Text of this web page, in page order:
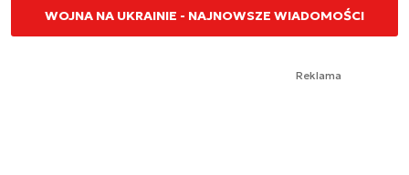
WOJNA NA UKRAINIE - NAJNOWSZE WIADOMOŚCI
Reklama